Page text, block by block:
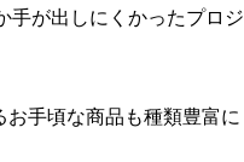
手が出しにくかったプロジ
手頃な商品も種類豊富に